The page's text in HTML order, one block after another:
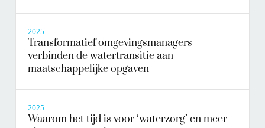
2025
Transformatief omgevingsmanagers
verbinden de watertransitie aan
maatschappelijke opgaven
2025
Waarom het tijd is voor ‘waterzorg’ en meer